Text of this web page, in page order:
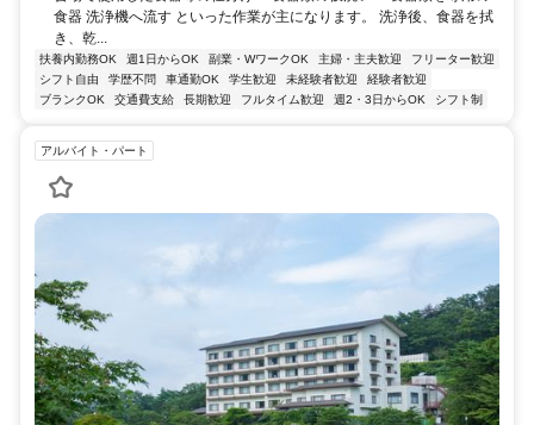
食器 洗浄機へ流す といった作業が主になります。 洗浄後、食器を拭
き、乾...
扶養内勤務OK 週1日からOK 副業・WワークOK 主婦・主夫歓迎
フリーター歓迎
シフト自由
学歴不問 車通勤OK 学生歓迎 未経験者歓迎
経験者歓迎
ブランクOK
交通費支給 長期歓迎 フルタイム歓迎 週2・3日からOK シフト制
アルバイト・パート